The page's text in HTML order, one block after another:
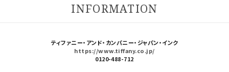
INFORMATION
ティファニー・アンド・カンパニー・ジャパン・インク
https://www.tiffany.co.jp/
0120-488-712